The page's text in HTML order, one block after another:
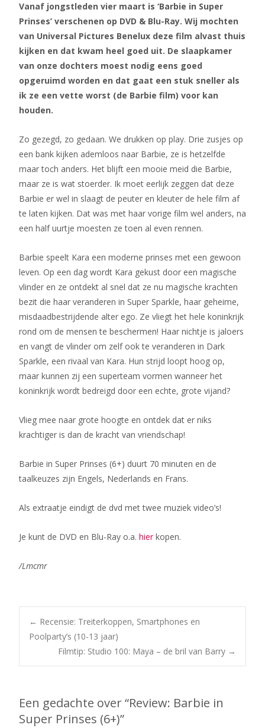
Vanaf jongstleden vier maart is ‘Barbie in Super
Prinses’ verschenen op DVD & Blu­-Ray. Wij mochten
van Universal Pictures Benelux deze film alvast thuis
kijken en dat kwam heel goed uit. De slaapkamer
van onze dochters moest nodig eens goed
opgeruimd worden en dat gaat een stuk sneller als
ik ze een vette worst (de Barbie film) voor kan
houden.
Zo gezegd, zo gedaan. We drukken op play. Drie zusjes op
een bank kijken ademloos naar Barbie, ze is hetzelfde
maar toch anders. Het blijft een mooie meid die Barbie,
maar ze is wat stoerder. Ik moet eerlijk zeggen dat deze
Barbie er wel in slaagt de peuter en kleuter de hele film af
te laten kijken. Dat was met haar vorige film wel anders, na
een half uurtje moesten ze toen al even rennen.
Barbie speelt Kara een moderne prinses met een gewoon
leven. Op een dag wordt Kara gekust door een magische
vlinder en ze ontdekt al snel dat ze nu magische krachten
bezit die haar veranderen in Super Sparkle, haar geheime,
misdaadbestrijdende alter ego. Ze vliegt het hele koninkrijk
rond om de mensen te beschermen! Haar nichtje is jaloers
en vangt de vlinder om zelf ook te veranderen in Dark
Sparkle, een rivaal van Kara. Hun strijd loopt hoog op,
maar kunnen zij een superteam vormen wanneer het
koninkrijk wordt bedreigd door een echte, grote vijand?
Vlieg mee naar grote hoogte en ontdek dat er niks
krachtiger is dan de kracht van vriendschap!
Barbie in Super Prinses (6+) duurt 70 minuten en de
taalkeuzes zijn Engels, Nederlands en Frans.
Als extraatje eindigt de dvd met twee muziek video’s!
Je kunt de DVD en Blu-Ray o.a. hierkopen.
/Lmcmr
Bericht
navigatie
← Recensie: Treiterkoppen, Smartphones en
Poolparty’s (10-­13 jaar)
Filmtip: Studio 100: Maya – de bril van Barry →
Een gedachte over “Review: Barbie in
Super Prinses (6+)”